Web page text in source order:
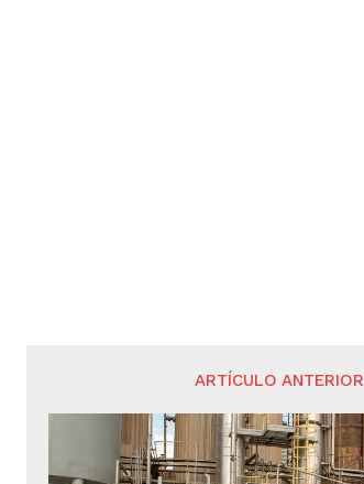
ARTÍCULO ANTERIOR